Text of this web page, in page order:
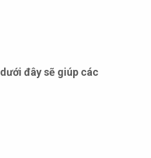
đây sẽ giúp các